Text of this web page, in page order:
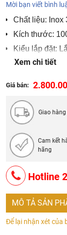
Mời bạn viết bình
Chất liệu: Inox
Kích thước:
Kiểu lắp đặt:
Tính năng: Hệ
Xem chi tiết
Giá bán:
Giao
Cam kết
hãng
Hotline
MÔ TẢ SẢN
Để lại nhận xét của